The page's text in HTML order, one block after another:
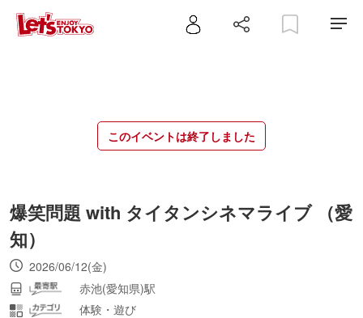
このイベントは終了しました
爆笑問題 with タイタンシネマライブ （愛
知）
2026/06/12(金)
赤池(愛知県)駅
体験・遊び